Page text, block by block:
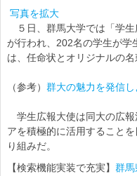
写真を拡大
５日、群馬大学では「学生
が行われ、202名の学生が学
は、任命状とオリジナルの名
（参考） 群大の魅力を発信し
学生広報大使は同大の広報
アを積極的に活用すること
り組みだ。
【検索機能実装で充実】 群